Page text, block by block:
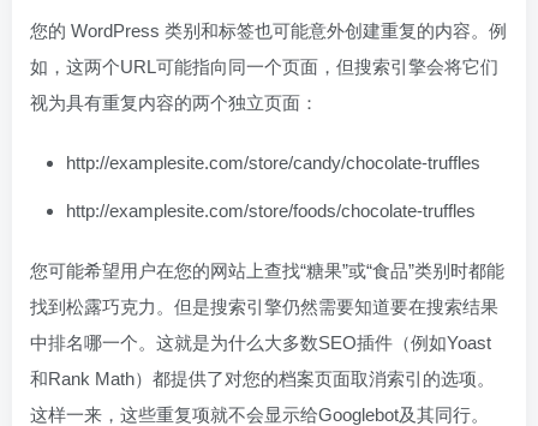
您的 WordPress 类别和标签也可能意外创建重复的内容。例
如，这两个URL可能指向同一个页面，但搜索引擎会将它们
视为具有重复内容的两个独立页面：
http://examplesite.com/store/candy/chocolate-truffles
http://examplesite.com/store/foods/chocolate-truffles
您可能希望用户在您的网站上查找“糖果”或“食品”类别时都能
找到松露巧克力。但是搜索引擎仍然需要知道要在搜索结果
中排名哪一个。这就是为什么大多数SEO插件（例如Yoast
和Rank Math）都提供了对您的档案页面取消索引的选项。
这样一来，这些重复项就不会显示给Googlebot及其同行。